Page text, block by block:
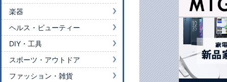
楽器
ヘルス・ビューティー
DIY・工具
スポーツ・アウトドア
ファッション・雑貨